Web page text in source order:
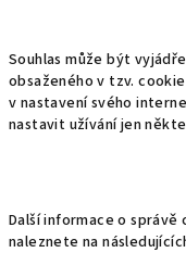
Souhlas může být
obsaženého v tzv.
v nastavení svého
nastavit užívání jen
Další informace o
naleznete na